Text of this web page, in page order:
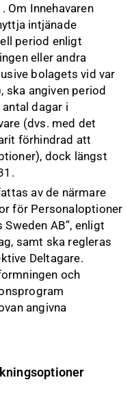
Om Innehavaren
intjänade
period enligt
eller andra
bolagets vid var
ska angiven period
dagar i
(dvs. med det
förhindrad att
dock längst
av de närmare
för Personaloptioner
AB”, enligt
samt ska regleras
Deltagare.
och
angivna